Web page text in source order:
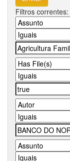
Filtros correntes: